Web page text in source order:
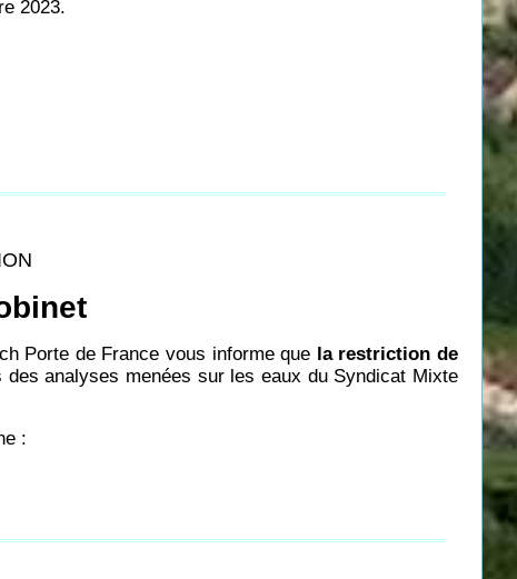
2023.
Porte de France vous informe que la restriction de
analyses menées sur les eaux du Syndicat Mixte
: